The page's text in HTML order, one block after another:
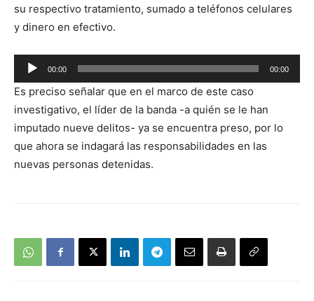
su respectivo tratamiento, sumado a teléfonos celulares
y dinero en efectivo.
Reproductor
de
audio
00:00 00:00
Es preciso señalar que en el marco de este caso
investigativo, el líder de la banda -a quién se le han
imputado nueve delitos- ya se encuentra preso, por lo
que ahora se indagará las responsabilidades en las
nuevas personas detenidas.